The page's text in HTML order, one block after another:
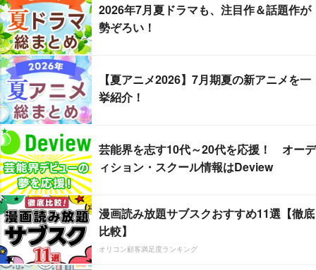
2026年7月夏ドラマも、注目作＆話題作が
勢ぞろい！
【夏アニメ2026】7月期夏の新アニメを一
挙紹介！
芸能界を志す10代～20代を応援！ オーデ
ィション・スクール情報はDeview
漫画読み放題サブスクおすすめ11選【徹底
比較】
オリコン顧客満足度ランキング